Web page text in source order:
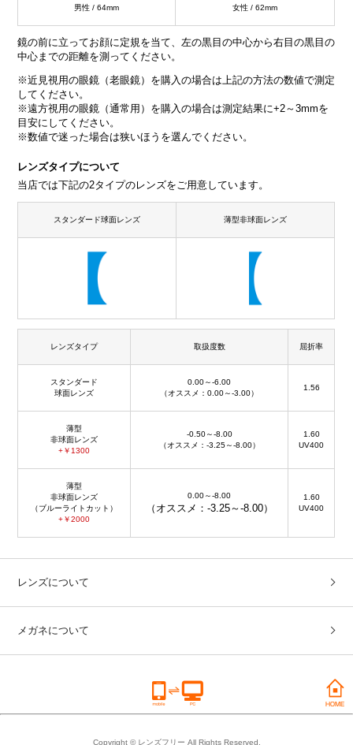
男性 / 64mm 女性 / 62mm
鏡の前に立ってお顔に定規を当て、左の黒目の中心から右目の黒目の
中心までの距離を測ってください。
※近見視用の眼鏡（老眼鏡）を購入の場合は上記の方法の数値で測定
してください。
※遠方視用の眼鏡（通常用）を購入の場合は測定結果に+2～3mmを
目安にしてください。
※数値で迷った場合は狭いほうを選んでください。
レンズタイプについて
当店では下記の2タイプのレンズをご用意しています。
スタンダード球面レンズ 薄型非球面レンズ
レンズタイプ 取扱度数 屈折率
スタンダード
球面レンズ
0.00～-6.00
（オススメ：0.00～-3.00）
1.56
薄型
非球面レンズ
+￥1300
-0.50～-8.00
（オススメ：-3.25～-8.00）
1.60
UV400
薄型
非球面レンズ
（ブルーライトカット）
+￥2000
0.00～-8.00
（オススメ：-3.25～-8.00）
1.60
UV400
レンズについて
メガネについて
Copyright © レンズフリー All Rights Reserved.